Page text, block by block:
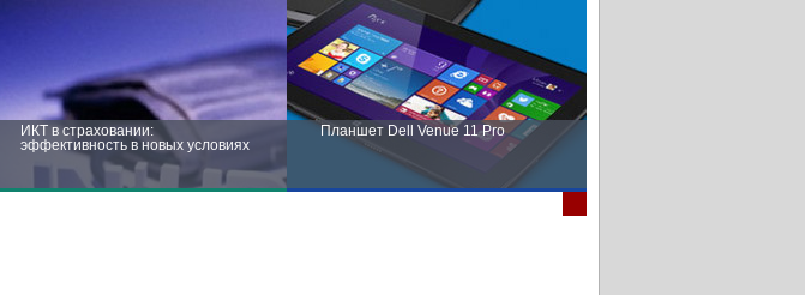
ИКТ в страховании:
эффективность в новых условиях
Планшет Dell Venue 11 Pro